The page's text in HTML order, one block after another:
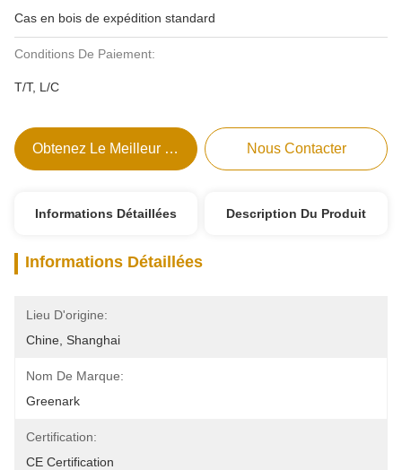
Cas en bois de expédition standard
Conditions De Paiement:
T/T, L/C
Obtenez Le Meilleur Prix Nous Contacter
Informations Détaillées Description Du Produit
Informations Détaillées
Lieu D'origine:
Chine, Shanghai
Nom De Marque:
Greenark
Certification:
CE Certification